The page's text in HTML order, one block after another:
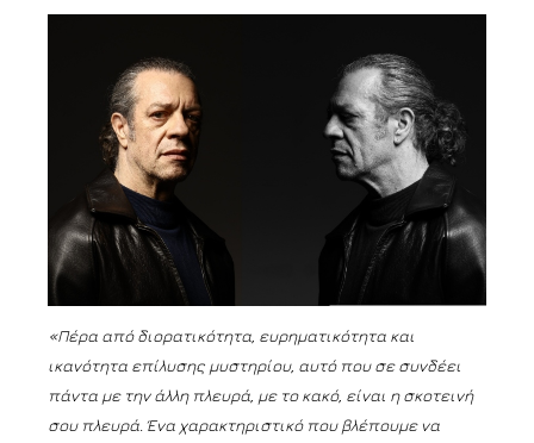
«Πέρα από διορατικότητα, ευρηματικότητα και
ικανότητα επίλυσης μυστηρίου, αυτό που σε συνδέει
πάντα με την άλλη πλευρά, με το κακό, είναι η σκοτεινή
σου πλευρά. Ένα χαρακτηριστικό που βλέπουμε να